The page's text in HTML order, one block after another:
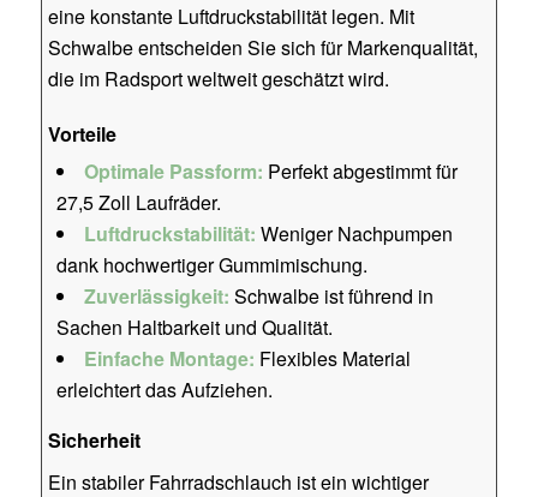
eine konstante Luftdruckstabilität legen. Mit
Schwalbe entscheiden Sie sich für Markenqualität,
die im Radsport weltweit geschätzt wird.
Vorteile
Optimale Passform: Perfekt abgestimmt für
27,5 Zoll Laufräder.
Luftdruckstabilität: Weniger Nachpumpen
dank hochwertiger Gummimischung.
Zuverlässigkeit: Schwalbe ist führend in
Sachen Haltbarkeit und Qualität.
Einfache Montage: Flexibles Material
erleichtert das Aufziehen.
Sicherheit
Ein stabiler Fahrradschlauch ist ein wichtiger